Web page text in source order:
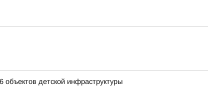
объектов детской инфраструктуры